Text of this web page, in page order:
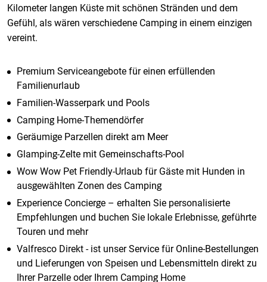
Kilometer langen Küste mit schönen Stränden und dem
Gefühl, als wären verschiedene Camping in einem einzigen
vereint.
Premium Serviceangebote für einen erfüllenden
Familienurlaub
Familien-Wasserpark und Pools
Camping Home-Themendörfer
Geräumige Parzellen direkt am Meer
Glamping-Zelte mit Gemeinschafts-Pool
Wow Wow Pet Friendly-Urlaub für Gäste mit Hunden in
ausgewählten Zonen des Camping
Experience Concierge – erhalten Sie personalisierte
Empfehlungen und buchen Sie lokale Erlebnisse, geführte
Touren und mehr
Valfresco Direkt - ist unser Service für Online-Bestellungen
und Lieferungen von Speisen und Lebensmitteln direkt zu
Ihrer Parzelle oder Ihrem Camping Home